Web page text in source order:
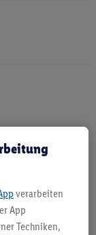
verarbeiten
App
Techniken,